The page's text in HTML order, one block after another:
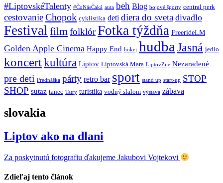
#LiptovskéTalenty #ČoNásČaká auta beh Blog bojové športy central perk
cestovanieChopok cyklistika deti diera do sveta divadlo
Festival filmfolklórFotka týždňa FreerideLM
Golden Apple Cinema Happy End hokej hudba Jasná jedlo
koncertkultúra Liptov Liptovská Mara LiptovZije Nezaradené
pre deti Prednáška párty retro bar sport stand up start-up STOP
SHOP sutaz tanec Tatry turistika vodný slalom výstava zábava
slovakia
Liptov ako na dlani
Za poskytnutú fotografiu ďakujeme Jakubovi Vojtekovi
Zdieľaj tento článok